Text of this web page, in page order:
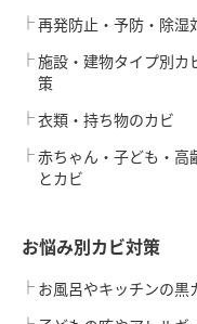
再発防止・予防・除湿
施設・建物タイプ別カ
策
衣類・持ち物のカビ
赤ちゃん・子ども・高
とカビ
お悩み別カビ対策
お風呂やキッチンの黒